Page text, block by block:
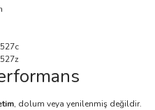
, dolum veya yenilenmiş değildir.